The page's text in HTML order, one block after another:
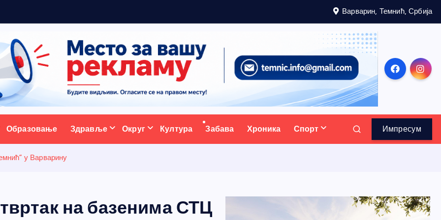
Варварин, Темнић, Србија
портал
Образовање Здравље Округ Култура Забава Хроника Спорт Импресум
у Варварину
на базенима СТЦ